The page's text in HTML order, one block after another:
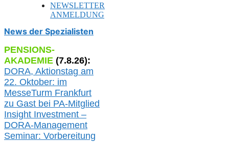
NEWSLETTER
ANMELDUNG
News der Spezialisten
PENSIONS-
AKADEMIE (7.8.26):
DORA, Aktionstag am
22. Oktober: im
MesseTurm Frankfurt
zu Gast bei PA-Mitglied
Insight Investment –
DORA-Management
Seminar: Vorbereitung